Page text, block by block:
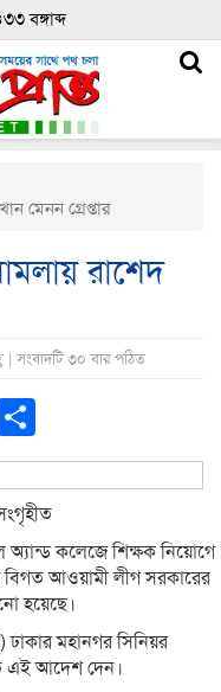
বঙ্গাব্দ
মেনন গ্রেপ্তার
রাশেদ
সংবাদটি ৩০ বার পঠিত
অ্যান্ড কলেজে শিক্ষক নিয়োগে
বিগত আওয়ামী লীগ সরকারের
হয়েছে।
মহানগর সিনিয়র
এই আদেশ দেন।